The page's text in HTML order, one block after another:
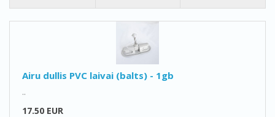
Airu dullis PVC laivai (balts) - 1gb
..
17.50 EUR